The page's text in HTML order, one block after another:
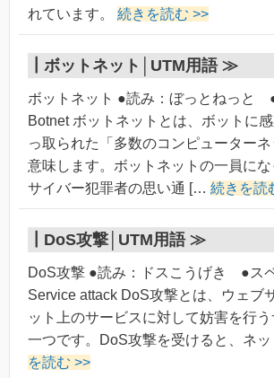
れています。 続きを読む >>
ボットネット│UTM用語 ≫
ボットネット ●読み：ぼっとねっと
Botnet ボットネットとは、ボットに
っ取られた「多数のコンピューター
意味します。ボットネットの一員にな
サイバー犯罪者の思い通 [… 続きを読
DoS攻撃│UTM用語 ≫
DoS攻撃 ●読み：ドスこうげき ●ス
Service attack DoS攻撃とは、ウェブ
ット上のサービスに対して妨害を行
一つです。DoS攻撃を受けると、ネ
を読む >>